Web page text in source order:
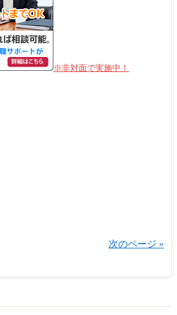
※非対面で実施中！
次のページ »